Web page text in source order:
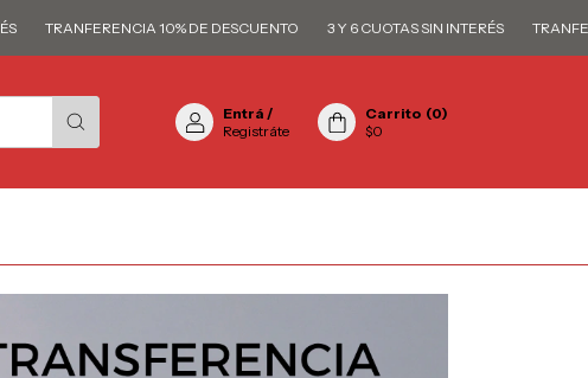
TRANFERENCIA 10% DE DESCUENTO 3 Y 6 CUOTAS SIN INTERÉS
Entrá /
Registráte
Carrito (0)
$0